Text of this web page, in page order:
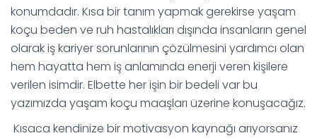
konumdadır. Kısa bir tanım yapmak gerekirse yaşam
koçu beden ve ruh hastalıkları dışında insanların genel
olarak iş kariyer sorunlarının çözülmesini yardımcı olan
hem hayatta hem iş anlamında enerji veren kişilere
verilen isimdir. Elbette her işin bir bedeli var bu
yazımızda yaşam koçu maaşları üzerine konuşacağız.
Kısaca kendinize bir motivasyon kaynağı arıyorsanız